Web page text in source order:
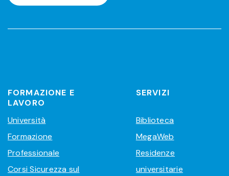
FORMAZIONE E
LAVORO
Università
Formazione
Professionale
Corsi Sicurezza sul
SERVIZI
Biblioteca
MegaWeb
Residenze
universitarie